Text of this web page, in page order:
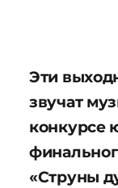
Эти
звучат
конкурсе
«Струны